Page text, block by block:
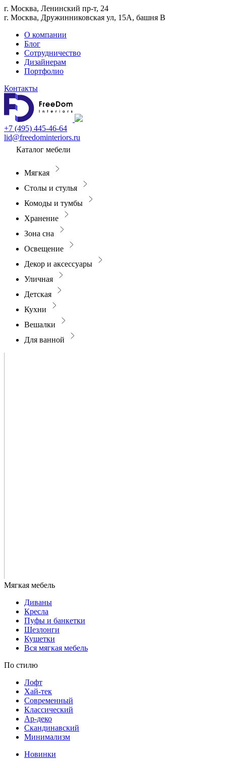
г. Москва, Ленинский пр-т, 24
г. Москва, Дружинниковская ул, 15А, башня В
О компании
Блог
Сотрудничество
Дизайнерам
Портфолио
Контакты
+7 (495) 445-46-64
lid@freedominteriors.ru
Каталог мебели
Мягкая
Столы и стулья
Комоды и тумбы
Хранение
Зона сна
Освещение
Декор и аксессуары
Уличная
Детская
Кухни
Вешалки
Для ванной
Диваны
Кресла
Пуфы и банкетки
Шезлонги
Кушетки